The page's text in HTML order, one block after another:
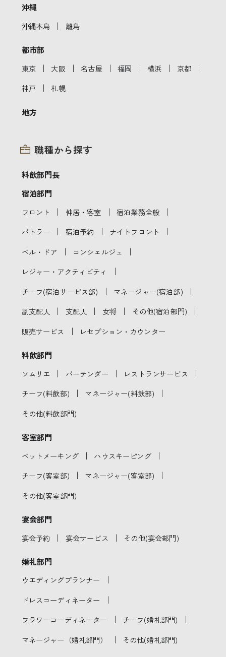
沖縄
沖縄本島 ｜ 離島
都市部
東京 ｜ 大阪 ｜ 名古屋 ｜ 福岡 ｜ 横浜 ｜ 京都 ｜
神戸 ｜ 札幌
地方
職種から探す
料飲部門長
宿泊部門
フロント ｜ 仲居・客室 ｜ 宿泊業務全般 ｜
バトラー ｜ 宿泊予約 ｜ ナイトフロント ｜
ベル・ドア ｜ コンシェルジュ ｜
レジャー・アクティビティ ｜
チーフ(宿泊サービス部) ｜ マネージャー(宿泊部) ｜
副支配人 ｜ 支配人 ｜ 女将 ｜ その他(宿泊部門) ｜
販売サービス ｜ レセプション・カウンター
料飲部門
ソムリエ ｜ バーテンダー ｜ レストランサービス ｜
チーフ(料飲部) ｜ マネージャー(料飲部) ｜
その他(料飲部門)
客室部門
ベットメーキング ｜ ハウスキーピング ｜
チーフ(客室部) ｜ マネージャー(客室部) ｜
その他(客室部門)
宴会部門
宴会予約 ｜ 宴会サービス ｜ その他(宴会部門)
婚礼部門
ウエディングプランナー ｜
ドレスコーディネーター ｜
フラワーコーディネーター ｜ チーフ(婚礼部門) ｜
マネージャー（婚礼部門） ｜ その他(婚礼部門)